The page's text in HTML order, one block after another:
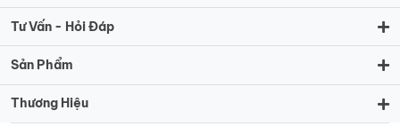
Dễ dàng kiểm soát chất lượng: Khi mua cà phê
hạt, bạn có thể trực tiếp nhìn thấy và cảm nhận
được chất lượng của hạt cà phê, từ đó dễ dàng
Có thể bảo quản lâu:
Tư Vấn - Hỏi Đáp
Sản Phẩm
Thương Hiệu